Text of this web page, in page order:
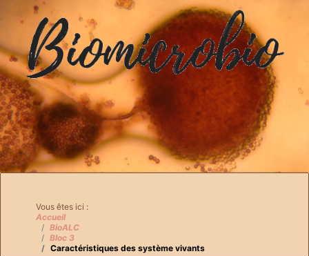
Vous êtes ici :
Accueil
BioALC
Bloc 3
Caractéristiques des système vivants